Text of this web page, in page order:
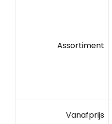
Assortiment
Vanafprijs